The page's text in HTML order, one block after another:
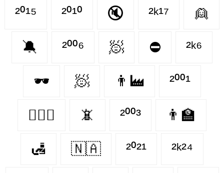
²⁰¹⁵ ²⁰¹⁰ 🔇 ²ᵏ¹⁷ 👱
🔕 ²⁰⁰⁶ 🧖‍ ⛔ ²ᵏ⁶
🕶 🧖 👨‍🏭 ²⁰⁰¹
👨‍❤️‍👨 📵 ²⁰⁰³ 👨‍🏫
🛃 🇳🇦 ²⁰²¹ ²ᵏ²⁴